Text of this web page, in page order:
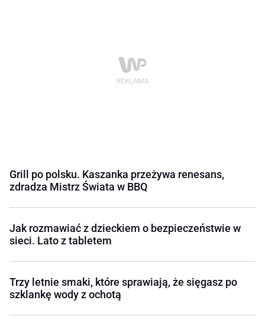
Grill po polsku. Kaszanka przeżywa renesans,
zdradza Mistrz Świata w BBQ
Jak rozmawiać z dzieckiem o bezpieczeństwie w
sieci. Lato z tabletem
Trzy letnie smaki, które sprawiają, że sięgasz po
szklankę wody z ochotą